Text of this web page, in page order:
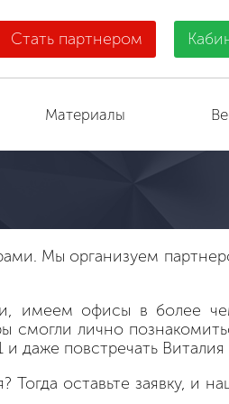
Стать партнером
Материалы
Мы организуем
имеем офисы в более
смогли лично
даже повстречать Виталия
оставьте заявку, и